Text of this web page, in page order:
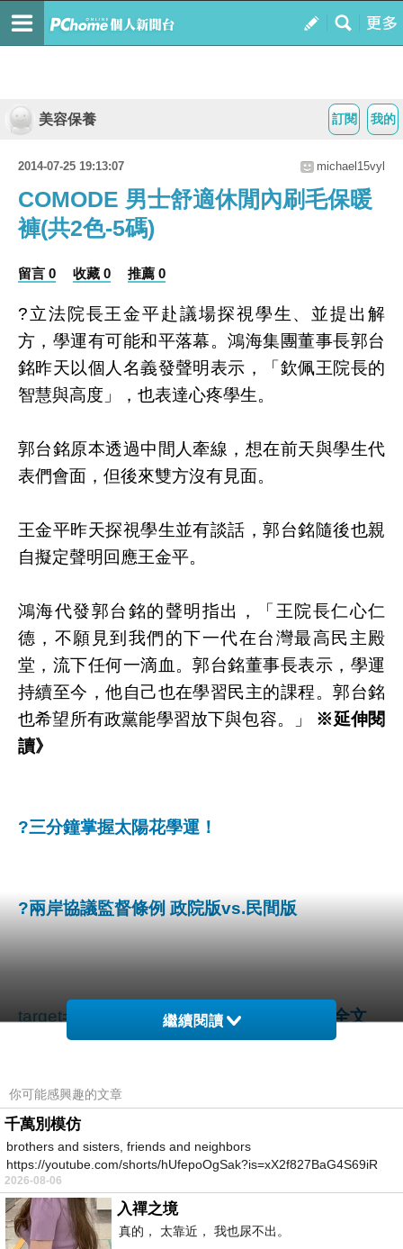
我的
訂閱
美容保養
2014-07-25 19:13:07 michael15vyl
COMODE 男士舒適休閒內刷毛保暖
褲(共2色-5碼)
留言 0 收藏 0 推薦 0
?立法院長王金平赴議場探視學生、並提出解
方，學運有可能和平落幕。鴻海集團董事長郭台
銘昨天以個人名義發聲明表示，「欽佩王院長的
智慧與高度」，也表達心疼學生。
郭台銘原本透過中間人牽線，想在前天與學生代
表們會面，但後來雙方沒有見面。
王金平昨天探視學生並有談話，郭台銘隨後也親
自擬定聲明回應王金平。
鴻海代發郭台銘的聲明指出，「王院長仁心仁
德，不願見到我們的下一代在台灣最高民主殿
堂，流下任何一滴血。郭台銘董事長表示，學運
持續至今，他自己也在學習民主的課程。郭台銘
也希望所有政黨能學習放下與包容。」 ※延伸閱
讀》
?三分鐘掌握太陽花學運！
?兩岸協議監督條例 政院版vs.民間版
target=_blank> ?兩岸協議處理及監督條例全文
碼)
商品網址
https://tw.partner.buy.yahoo.com:443/gd/buy?
繼續閱讀
你可能感興趣的文章
千萬別模仿
brothers and sisters, friends and neighbors
https://youtube.com/shorts/hUfepoOgSak?is=xX2f827BaG4S69iR
https
2026-08-06
入禪之境
真的， 太靠近， 我也尿不出。